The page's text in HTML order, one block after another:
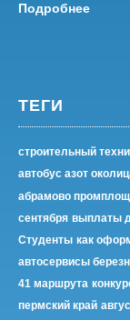
Подробнее
ТЕГИ
строительный
автобус азот
абрамово
сентября выплаты
Студенты как
автосервисы
41 маршрута
пермский край